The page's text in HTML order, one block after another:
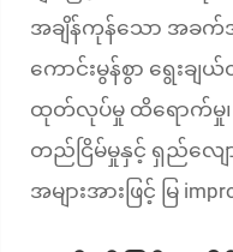
အချိန်ကုန်သော အခက်
ကောင်းမွန်စွာ ရွေးခ
ထုတ်လုပ်မှု ထိရောက်မှု၊
တည်ငြိမ်မှုနှင့် ရှည်လျ
အများအားဖြင့် မြ